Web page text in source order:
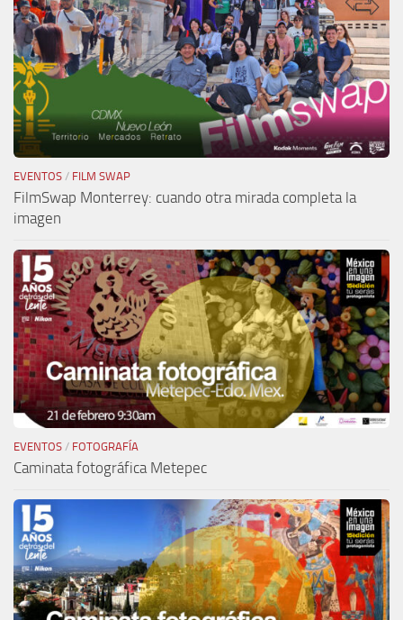
EVENTOS / FILM SWAP
FilmSwap Monterrey: cuando otra mirada completa la
imagen
EVENTOS / FOTOGRAFÍA
Caminata fotográfica Metepec